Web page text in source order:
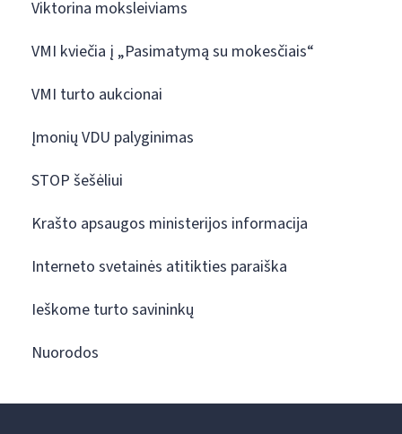
Viktorina moksleiviams
VMI kviečia į „Pasimatymą su mokesčiais“
VMI turto aukcionai
Įmonių VDU palyginimas
STOP šešėliui
Krašto apsaugos ministerijos informacija
Interneto svetainės atitikties paraiška
Ieškome turto savininkų
Nuorodos